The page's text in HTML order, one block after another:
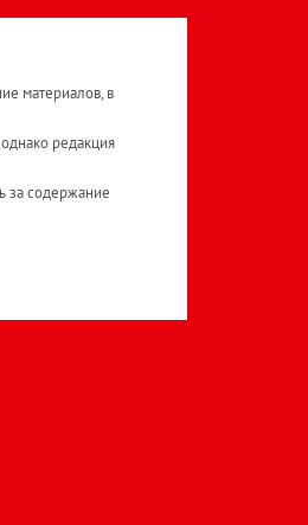
материалов, в
редакция
за содержание